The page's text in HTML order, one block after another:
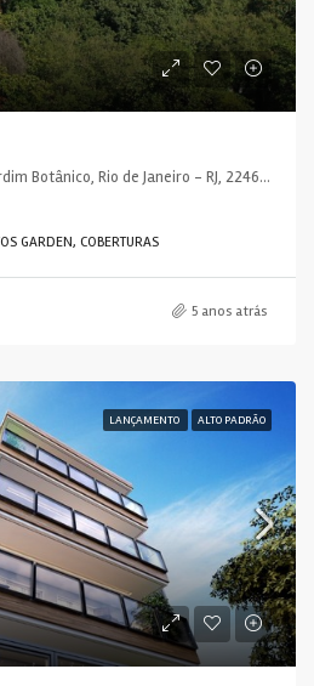
R. Jardim Botânico, 448 - Jardim Botânico, Rio de Janeiro - RJ, 22461-000, Brasil
GARDEN, COBERTURAS
5 anos atrás
LANÇAMENTO ALTO PADRÃO